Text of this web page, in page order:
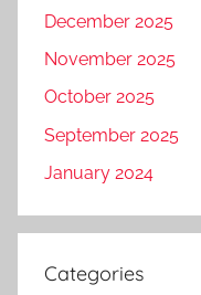
December 2025
November 2025
October 2025
September 2025
January 2024
Categories